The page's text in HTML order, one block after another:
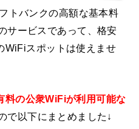
トバンクの高額な基本料
サービスであって、格安
WiFiスポットは使えませ
料の公衆WiFiが利用可能な
で以下にまとめました↓